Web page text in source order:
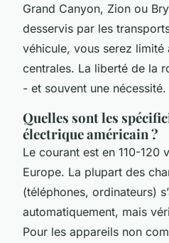
Grand Canyon, Zion ou
desservis par les
véhicule, vous serez
centrales. La liberté de la
- et souvent une nécessité.
Quelles sont les
électrique américain ?
Le courant est en 110-120
Europe. La plupart des
(téléphones, ordinateurs)
automatiquement, mais
Pour les appareils non